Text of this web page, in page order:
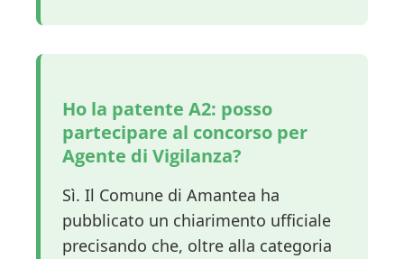
Ho la patente A2: posso
partecipare al concorso per
Agente di Vigilanza?
Sì. Il Comune di Amantea ha
pubblicato un chiarimento ufficiale
precisando che, oltre alla categoria